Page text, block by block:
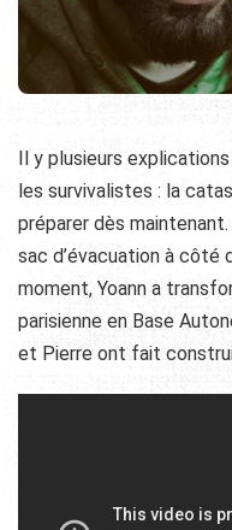
Il y plusieurs
les survivalistes : la
préparer dès
sac d’évacuation à côté
moment, Yoann a
parisienne en Base
et Pierre ont fait